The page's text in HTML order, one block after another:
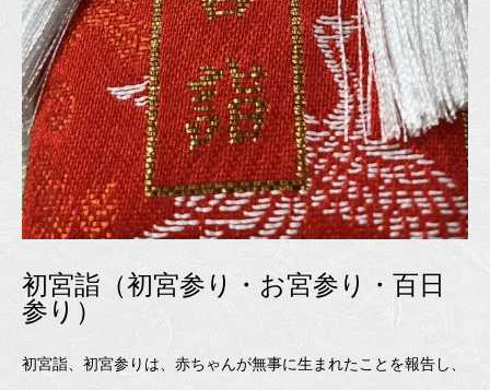
初宮詣（初宮参り・お宮参り・百日
参り）
初宮詣、初宮参りは、赤ちゃんが無事に生まれたことを報告し、